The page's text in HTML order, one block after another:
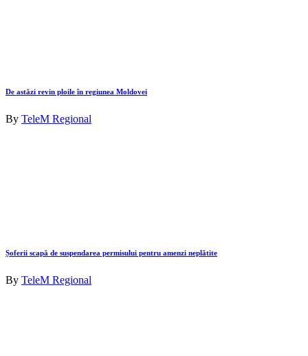
De astăzi revin ploile în regiunea Moldovei
By TeleM Regional
Șoferii scapă de suspendarea permisului pentru amenzi neplătite
By TeleM Regional